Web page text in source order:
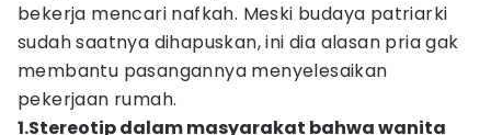
bekerja mencari nafkah. Meski budaya patriarki
sudah saatnya dihapuskan, ini dia alasan pria gak
membantu pasangannya menyelesaikan
pekerjaan rumah.
1.Stereotip dalam masyarakat bahwa wanita